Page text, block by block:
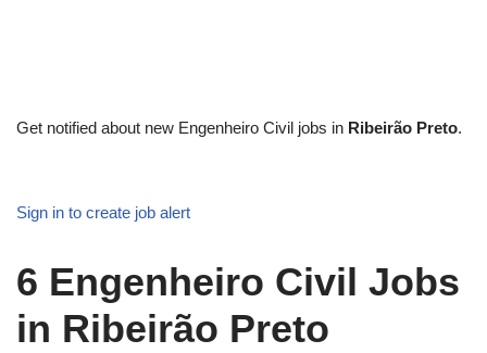
Get notified about new Engenheiro Civil jobs in Ribeirão Preto.
Sign in to create job alert
6 Engenheiro Civil Jobs
in Ribeirão Preto